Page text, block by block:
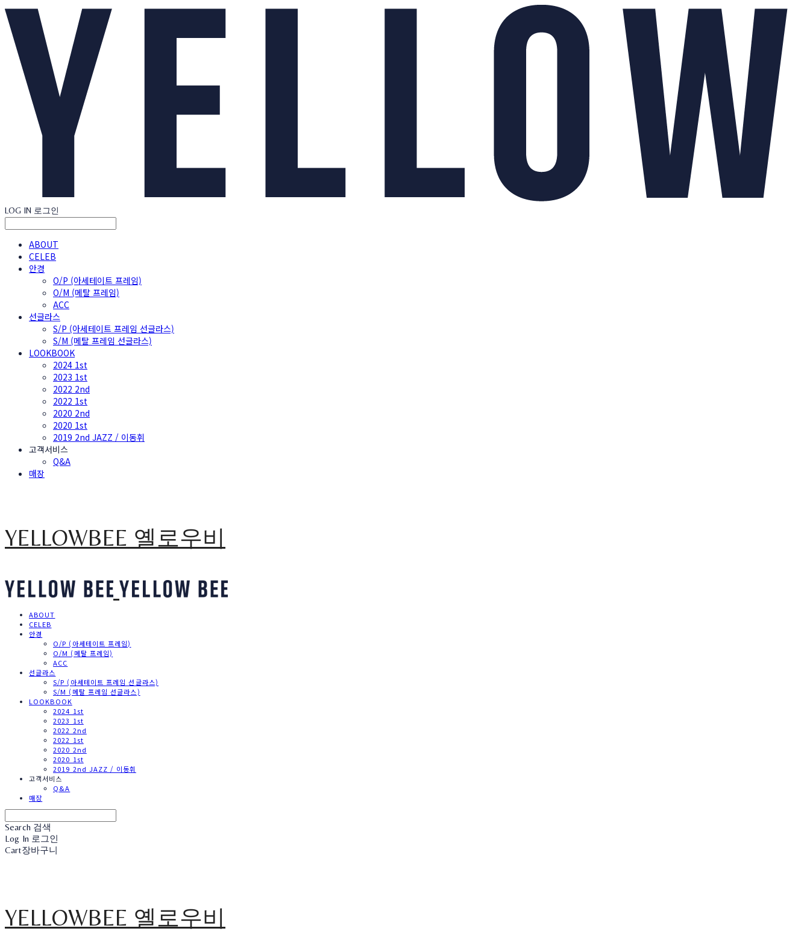
LOG IN 로그인
ABOUT
CELEB
안경
O/P (아세테이트 프레임)
O/M (메탈 프레임)
ACC
선글라스
S/P (아세테이트 프레임 선글라스)
S/M (메탈 프레임 선글라스)
LOOKBOOK
2024 1st
2023 1st
2022 2nd
2022 1st
2020 2nd
2020 1st
2019 2nd JAZZ / 이동휘
고객서비스
Q&A
매장
YELLOWBEE 옐로우비
ABOUT
CELEB
안경
O/P (아세테이트 프레임)
O/M (메탈 프레임)
ACC
선글라스
S/P (아세테이트 프레임 선글라스)
S/M (메탈 프레임 선글라스)
LOOKBOOK
2024 1st
2023 1st
2022 2nd
2022 1st
2020 2nd
2020 1st
2019 2nd JAZZ / 이동휘
고객서비스
Q&A
매장
Search 검색
Log In 로그인
Cart장바구니
YELLOWBEE 옐로우비